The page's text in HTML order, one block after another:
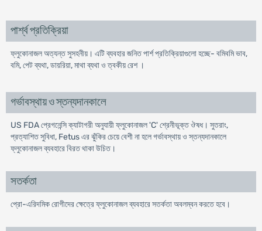
পার্শ্ব প্রতিক্রিয়া
ফ্লুকোনাজল অত্যন্ত সুসহনীয়। এটি ব্যবহার জনিত পার্শ প্রতিক্রিয়াগুলো হচ্ছে- বমিবমি ভাব,
বমি, পেট ব্যথা, ডায়রিয়া, মাথা ব্যথা ও ত্বকীয় রেশ ।
গর্ভাবস্থায় ও স্তন্যদানকালে
US FDA প্রেগনেন্সি ক্যাটাগরী অনুযায়ী ফ্লুকোনাজল 'C' শ্রেনীভূক্ত ঔষধ। সুতরাং,
প্রত্যাশিত সুবিধা, Fetus এর ঝুঁকির চেয়ে বেশী না হলে গর্ভাবস্থায় ও স্তন্যদানকালে
ফ্লুকোনাজল ব্যবহারে বিরত থাকা উচিত।
সতর্কতা
প্রো-এরিদমিক রোগীদের ক্ষেত্রে ফ্লুকোনাজল ব্যবহারে সতর্কতা অবলম্বন করতে হবে।